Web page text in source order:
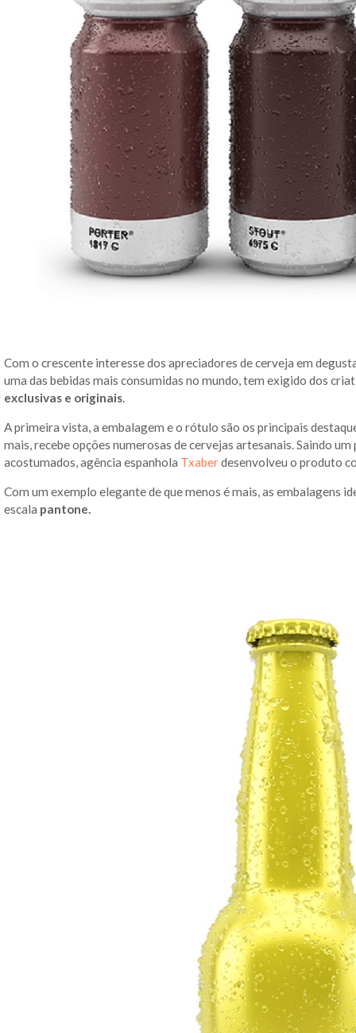
Com o crescente interesse dos apreciadores de cerveja em
uma das bebidas mais consumidas no mundo, tem exigido dos
exclusivas e originais
A primeira vista, a embalagem e o rótulo são os principais
mais, recebe opções numerosas de cervejas artesanais. Saindo
acostumados, agência espanhola Txaberdesenvolveu o produto
Com um exemplo elegante de que menos é mais, as embalagens
escala pantone.